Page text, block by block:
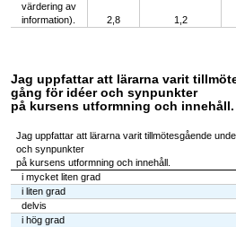
värdering av
information).
2,8 1,2
Jag uppfattar att lärarna varit
gång för idéer och synpunkter
på kursens utformning och innehåll.
Jag uppfattar att lärarna varit tillmötesgående
och synpunkter
på kursens utformning och innehåll.
i mycket liten grad
i liten grad
delvis
i hög grad